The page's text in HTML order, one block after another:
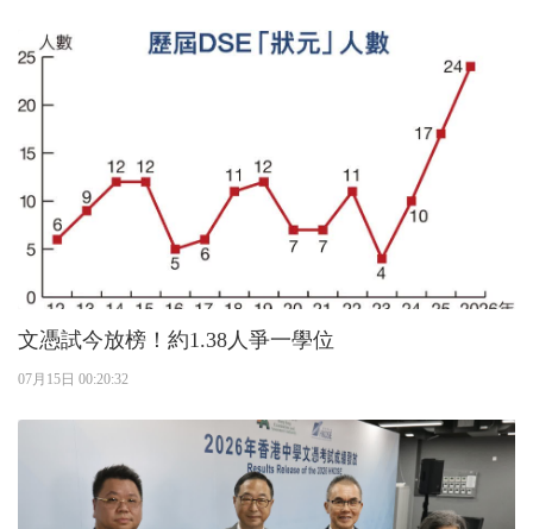
文憑試今放榜！約1.38人爭一學位
07月15日 00:20:32